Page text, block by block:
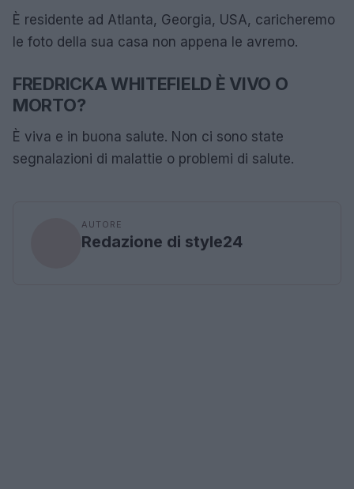
È residente ad Atlanta, Georgia, USA, caricheremo
le foto della sua casa non appena le avremo.
FREDRICKA WHITEFIELD È VIVO O
MORTO?
È viva e in buona salute. Non ci sono state
segnalazioni di malattie o problemi di salute.
AUTORE
Redazione di style24